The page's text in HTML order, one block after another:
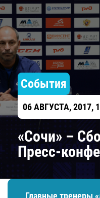
События
06 АВГУСТА, 2017,
«Сочи» –
Пресс-
Главные тренеры